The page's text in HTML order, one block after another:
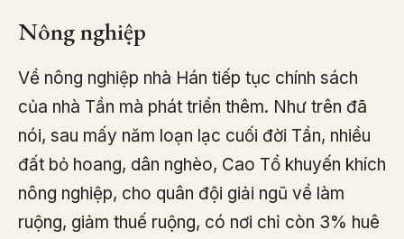
Nông nghiệp
Về nông nghiệp nhà Hán tiếp tục chính sách
của nhà Tần mà phát triển thêm. Như trên đã
nói, sau mấy năm loạn lạc cuối đời Tần, nhiều
đất bỏ hoang, dân nghèo, Cao Tổ khuyến khích
nông nghiệp, cho quân đội giải ngũ về làm
ruộng, giảm thuế ruộng, có nơi chỉ còn 3% huê